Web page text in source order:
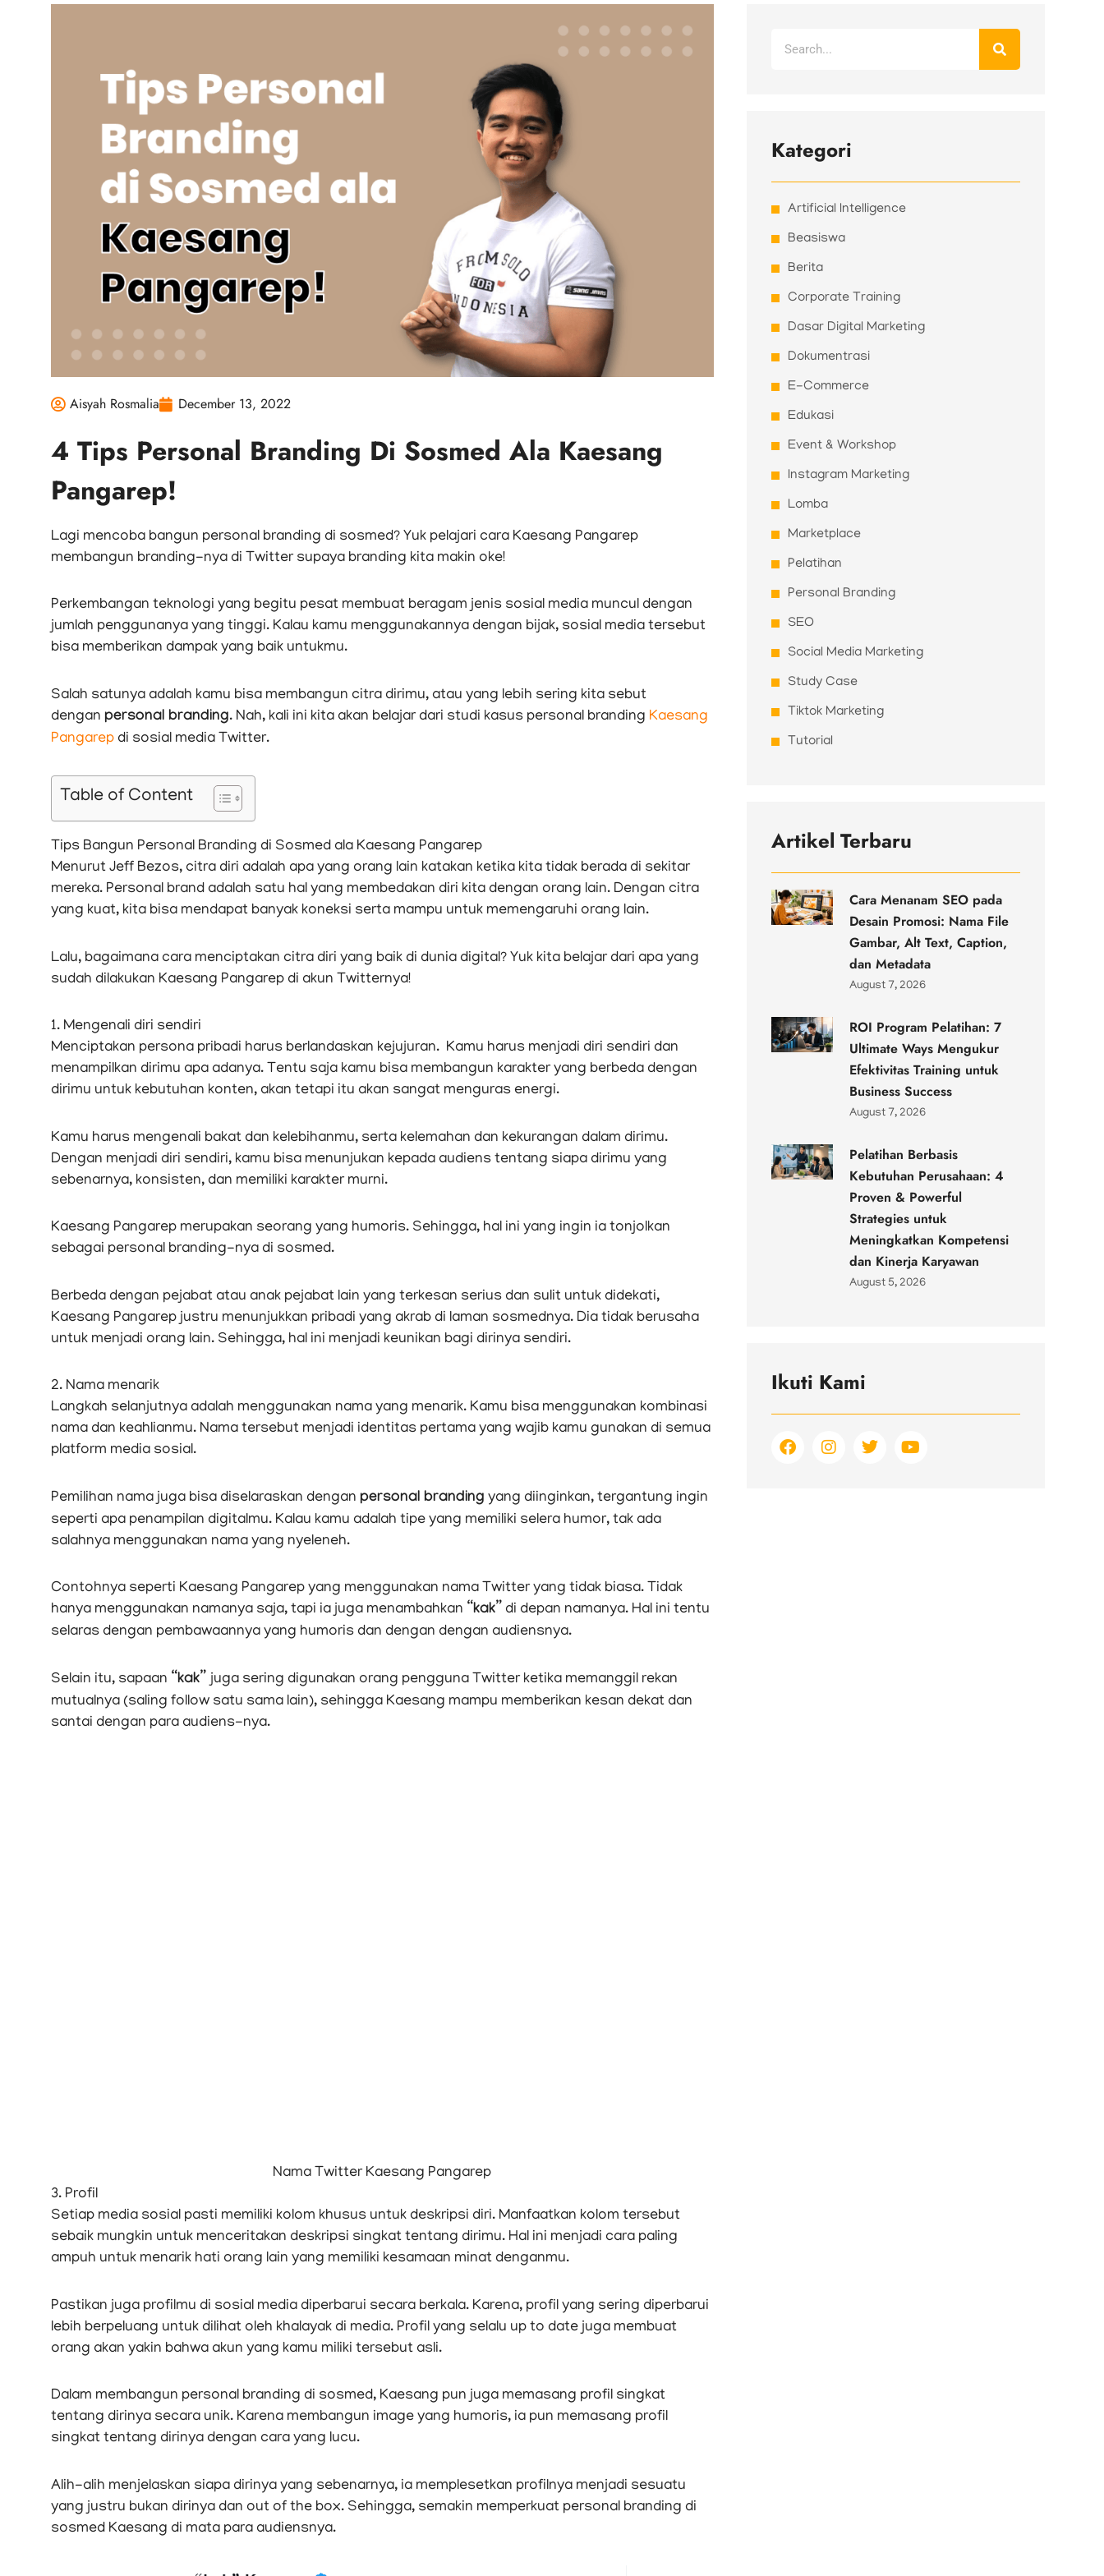
Aisyah Rosmalia December 13, 2022
4 Tips Personal Branding Di Sosmed Ala Kaesang
Pangarep!
Lagi mencoba bangun personal branding di sosmed? Yuk pelajari cara Kaesang Pangarep
membangun branding-nya di Twitter supaya branding kita makin oke!
Perkembangan teknologi yang begitu pesat membuat beragam jenis sosial media muncul dengan
jumlah penggunanya yang tinggi. Kalau kamu menggunakannya dengan bijak, sosial media tersebut
bisa memberikan dampak yang baik untukmu.
Salah satunya adalah kamu bisa membangun citra dirimu, atau yang lebih sering kita sebut
dengan personal branding. Nah, kali ini kita akan belajar dari studi kasus personal branding Kaesang
Pangarep di sosial media Twitter.
Table of Content
Tips Bangun Personal Branding di Sosmed ala Kaesang Pangarep
Menurut Jeff Bezos, citra diri adalah apa yang orang lain katakan ketika kita tidak berada di sekitar
mereka. Personal brand adalah satu hal yang membedakan diri kita dengan orang lain. Dengan citra
yang kuat, kita bisa mendapat banyak koneksi serta mampu untuk memengaruhi orang lain.
Lalu, bagaimana cara menciptakan citra diri yang baik di dunia digital? Yuk kita belajar dari apa yang
sudah dilakukan Kaesang Pangarep di akun Twitternya!
1. Mengenali diri sendiri
Menciptakan persona pribadi harus berlandaskan kejujuran. Kamu harus menjadi diri sendiri dan
menampilkan dirimu apa adanya. Tentu saja kamu bisa membangun karakter yang berbeda dengan
dirimu untuk kebutuhan konten, akan tetapi itu akan sangat menguras energi.
Kamu harus mengenali bakat dan kelebihanmu, serta kelemahan dan kekurangan dalam dirimu.
Dengan menjadi diri sendiri, kamu bisa menunjukan kepada audiens tentang siapa dirimu yang
sebenarnya, konsisten, dan memiliki karakter murni.
Kaesang Pangarep merupakan seorang yang humoris. Sehingga, hal ini yang ingin ia tonjolkan
sebagai personal branding-nya di sosmed.
Berbeda dengan pejabat atau anak pejabat lain yang terkesan serius dan sulit untuk didekati,
Kaesang Pangarep justru menunjukkan pribadi yang akrab di laman sosmednya. Dia tidak berusaha
untuk menjadi orang lain. Sehingga, hal ini menjadi keunikan bagi dirinya sendiri.
2. Nama menarik
Langkah selanjutnya adalah menggunakan nama yang menarik. Kamu bisa menggunakan kombinasi
nama dan keahlianmu. Nama tersebut menjadi identitas pertama yang wajib kamu gunakan di semua
platform media sosial.
Pemilihan nama juga bisa diselaraskan dengan personal branding yang diinginkan, tergantung ingin
seperti apa penampilan digitalmu. Kalau kamu adalah tipe yang memiliki selera humor, tak ada
salahnya menggunakan nama yang nyeleneh.
Contohnya seperti Kaesang Pangarep yang menggunakan nama Twitter yang tidak biasa. Tidak
hanya menggunakan namanya saja, tapi ia juga menambahkan
“kak”
di depan namanya. Hal ini tentu
selaras dengan pembawaannya yang humoris dan dengan dengan audiensnya.
Selain itu, sapaan “kak”juga sering digunakan orang pengguna Twitter ketika memanggil rekan
mutualnya (saling follow satu sama lain), sehingga Kaesang mampu memberikan kesan dekat dan
santai dengan para audiens-nya.
Nama Twitter Kaesang Pangarep
3. Profil
Setiap media sosial pasti memiliki kolom khusus untuk deskripsi diri. Manfaatkan kolom tersebut
sebaik mungkin untuk menceritakan deskripsi singkat tentang dirimu. Hal ini menjadi cara paling
ampuh untuk menarik hati orang lain yang memiliki kesamaan minat denganmu.
Pastikan juga profilmu di sosial media diperbarui secara berkala. Karena, profil yang sering diperbarui
lebih berpeluang untuk dilihat oleh khalayak di media. Profil yang selalu up to date juga membuat
orang akan yakin bahwa akun yang kamu miliki tersebut asli.
Dalam membangun personal branding di sosmed, Kaesang pun juga memasang profil singkat
tentang dirinya secara unik. Karena membangun image yang humoris, ia pun memasang profil
singkat tentang dirinya dengan cara yang lucu.
Alih-alih menjelaskan siapa dirinya yang sebenarnya, ia memplesetkan profilnya menjadi sesuatu
yang justru bukan dirinya dan out of the box. Sehingga, semakin memperkuat personal branding di
sosmed Kaesang di mata para audiensnya.
Kategori
Artificial Intelligence
Beasiswa
Berita
Corporate Training
Dasar Digital Marketing
Dokumentrasi
E-Commerce
Edukasi
Event & Workshop
Instagram Marketing
Lomba
Marketplace
Pelatihan
Personal Branding
SEO
Social Media Marketing
Study Case
Tiktok Marketing
Tutorial
Artikel Terbaru
Cara Menanam SEO pada
Desain Promosi: Nama File
Gambar, Alt Text, Caption,
dan Metadata
August 7, 2026
ROI Program Pelatihan: 7
Ultimate Ways Mengukur
Efektivitas Training untuk
Business Success
August 7, 2026
Pelatihan Berbasis
Kebutuhan Perusahaan: 4
Proven & Powerful
Strategies untuk
Meningkatkan Kompetensi
dan Kinerja Karyawan
August 5, 2026
Ikuti Kami
F
a
I
n
T
w
Y
o